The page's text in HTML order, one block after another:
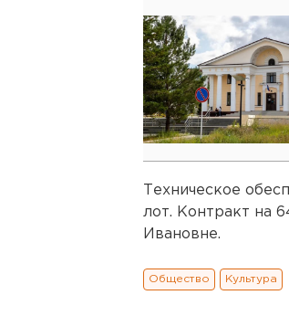
Техническое
лот. Контракт на
Ивановне.
Общество Культура